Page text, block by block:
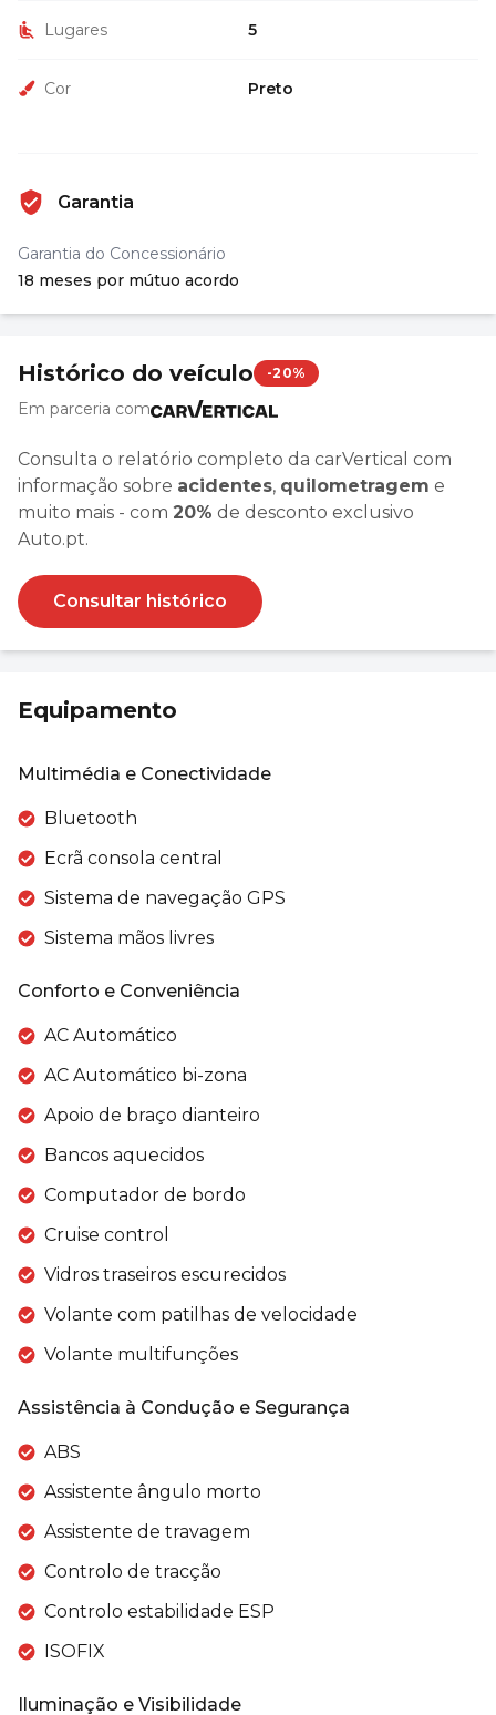
Lugares 5
Cor Preto
Garantia
Garantia do Concessionário
18 meses por mútuo acordo
Histórico do veículo -20%
Em parceria com
Consulta o relatório completo da carVertical com
informação sobre acidentes, quilometragem e
muito mais - com 20% de desconto exclusivo
Auto.pt.
Consultar histórico
Equipamento
Multimédia e Conectividade
Bluetooth
Ecrã consola central
Sistema de navegação GPS
Sistema mãos livres
Conforto e Conveniência
AC Automático
AC Automático bi-zona
Apoio de braço dianteiro
Bancos aquecidos
Computador de bordo
Cruise control
Vidros traseiros escurecidos
Volante com patilhas de velocidade
Volante multifunções
Assistência à Condução e Segurança
ABS
Assistente ângulo morto
Assistente de travagem
Controlo de tracção
Controlo estabilidade ESP
ISOFIX
Iluminação e Visibilidade